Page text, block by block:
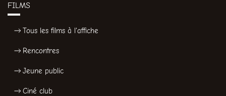
FILMS
Tous les films à l'affiche
Rencontres
Jeune public
Ciné club